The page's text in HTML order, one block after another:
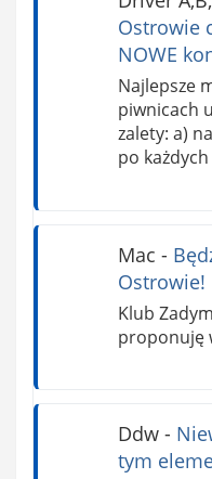
Ostrowie
NOWE
Najlepsze
piwnicach
zalety: a)
po
Mac -
Ostrowie!
Klub
proponuję
Ddw-
tym